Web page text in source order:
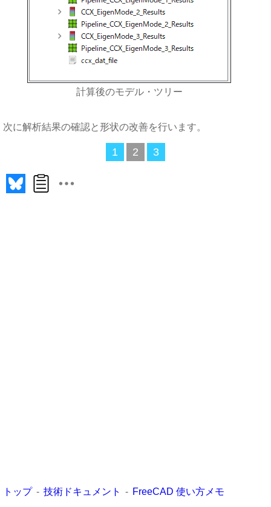
計算後のモデル・ツリー
次に解析結果の確認と形状の改善を行います。
1 2 3
トップ 技術ドキュメント FreeCAD 使い方メモ